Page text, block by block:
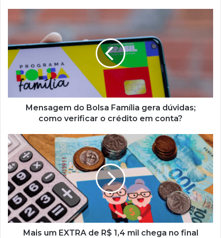
do
Família
gera
dúvidas;
como
verificar
o
créditoMensagem do Bolsa Família gera dúvidas;
como verificar o crédito em conta?
Mais
um
EXTRA
de
R$
1,4
mil
chega
no
Mais um EXTRA de R$ 1,4 mil chega no final